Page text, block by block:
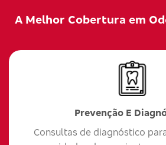
A Melhor Cobertura em
Prevenção E
Consultas de diagnóstico